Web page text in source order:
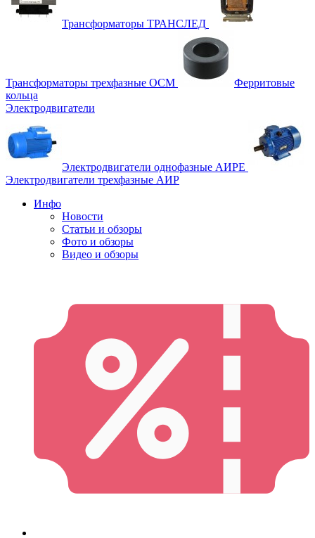
Трансформаторы ТРАНСЛЕД
Трансформаторы трехфазные ОСМ
Ферритовые
кольца
Электродвигатели
Электродвигатели однофазные АИРЕ
Электродвигатели трехфазные АИР
Инфо
Новости
Статьи и обзоры
Фото и обзоры
Видео и обзоры